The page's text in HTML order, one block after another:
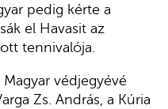
pedig kérte a
el Havasit az
tennivalója.
védjegyévé
Zs. András, a Kúria